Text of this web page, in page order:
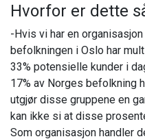
Hvorfor er dette
-Hvis vi har en
befolkningen i Oslo har
33% potensielle kunder i
17% av Norges befolkning
utgjør disse gruppene en
kan ikke si at disse
Som organisasjon handler